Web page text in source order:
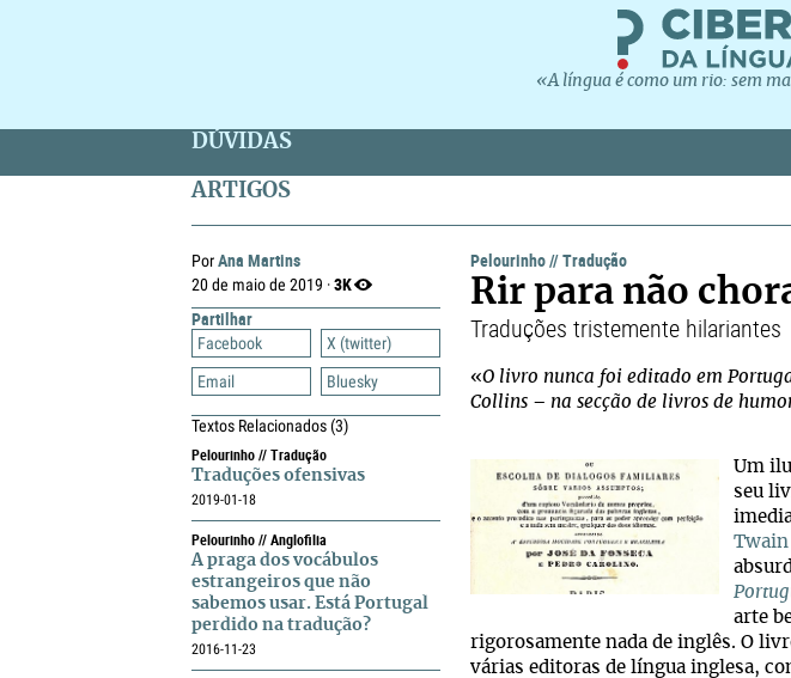
«A língua é como um rio: sem
DÚVIDAS
ARTIGOS
PorAna Martins
20 de maio de 2019 ·3K
Partilhar
Facebook
X (twitter)
Email
Bluesky
Textos Relacionados(3)
Pelourinho // Tradução
Traduções ofensivas
2019-01-18
Pelourinho // Anglofilia
A praga dos vocábulos
estrangeiros que não
sabemos usar. Está Portugal
perdido na tradução?
2016-11-23
Pelourinho//Tradução
Rir para não
Traduções tristemente hilariantes
«O livro nunca foi editado em
Collins – na secção de livros de
Um
seu
Twain
arte
rigorosamente nada de inglês. O
várias editoras de língua inglesa,